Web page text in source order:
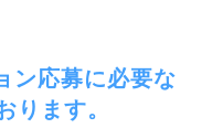
ン応募に必要な
ります。